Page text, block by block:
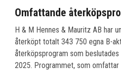
Omfattande
H & M Hennes & Mauritz AB har
återköpt totalt 343 750 egna B-
återköpsprogram som
2025. Programmet, som